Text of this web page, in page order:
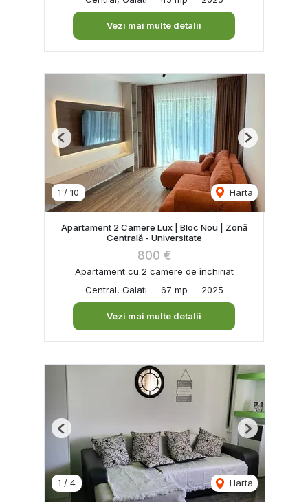
Vezi mai multe detalii
1 / 10 Harta
Previous Next
Apartament 2 Camere Lux | Bloc Nou | Zonă
Centrală - Universitate
800 €
Apartament cu 2 camere de închiriat
Central, Galati
67 mp 2025
Vezi mai multe detalii
1 / 4 Harta
Previous Next